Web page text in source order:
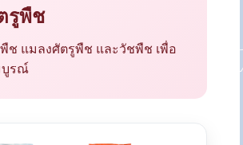
รูพืช
ช แมลงศัตรูพืช และวัชพืช เพื่อ
บูรณ์